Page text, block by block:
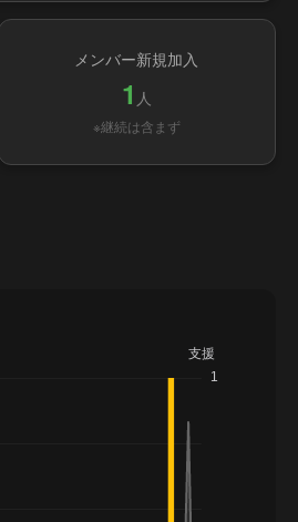
メンバー新規加入
1 人
※継続は含まず